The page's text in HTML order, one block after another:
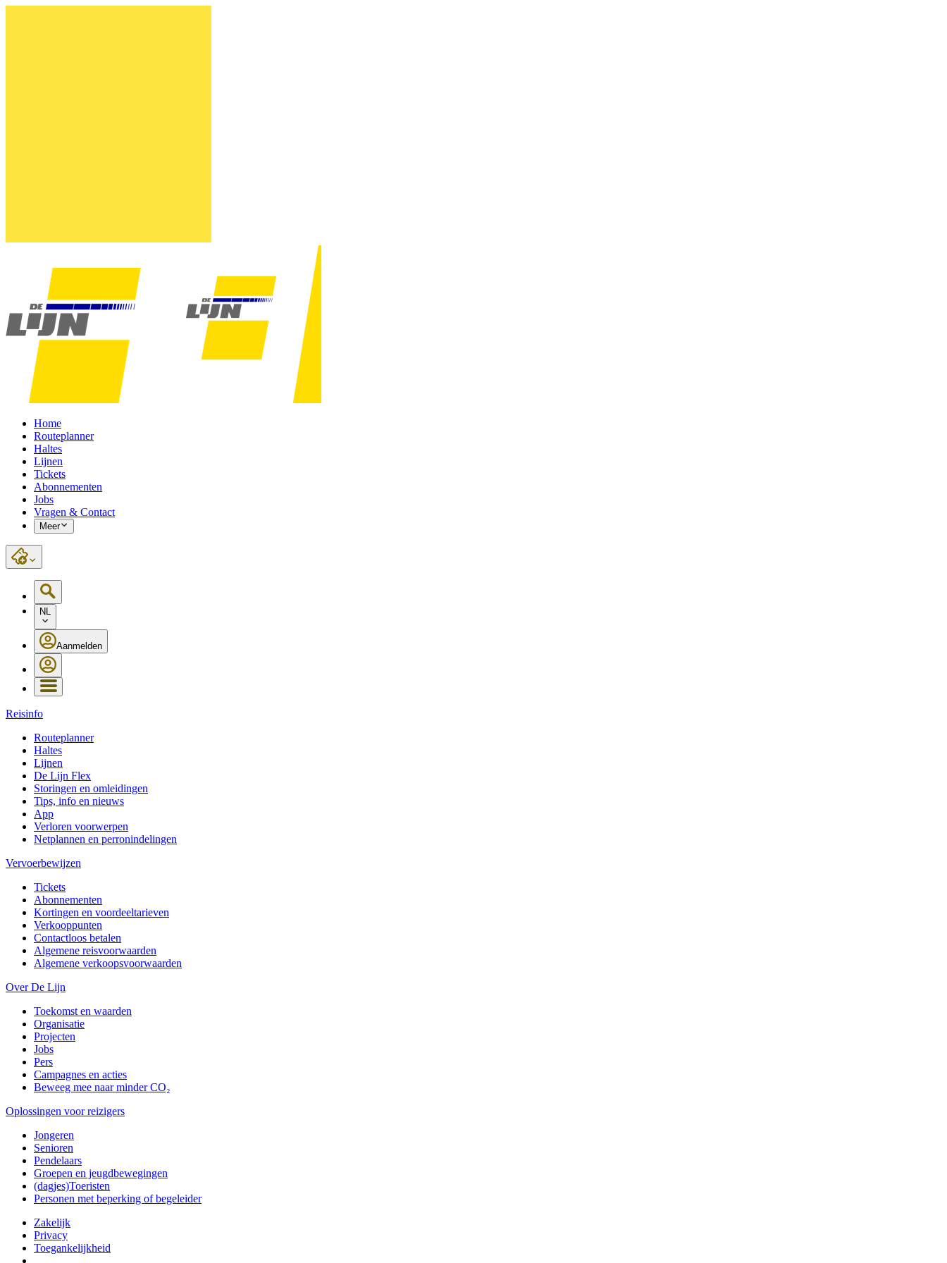
Home
Routeplanner
Haltes
Lijnen
Tickets
Abonnementen
Jobs
Vragen & Contact
Meer
NL
Aanmelden
Reisinfo
Routeplanner
Haltes
Lijnen
De Lijn Flex
Storingen en omleidingen
Tips, info en nieuws
App
Verloren voorwerpen
Netplannen en perronindelingen
Vervoerbewijzen
Tickets
Abonnementen
Kortingen en voordeeltarieven
Verkooppunten
Contactloos betalen
Algemene reisvoorwaarden
Algemene verkoopsvoorwaarden
Over De Lijn
Toekomst en waarden
Organisatie
Projecten
Jobs
Pers
Campagnes en acties
Beweeg mee naar minder CO₂
Oplossingen voor reizigers
Jongeren
Senioren
Pendelaars
Groepen en jeugdbewegingen
(dagjes)Toeristen
Personen met beperking of begeleider
Zakelijk
Privacy
Toegankelijkheid